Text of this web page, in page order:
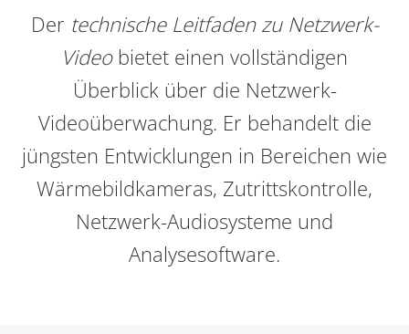
Der technische Leitfaden zu Netzwerk-
Videobietet einen vollständigen
Überblick über die Netzwerk-
Videoüberwachung. Er behandelt die
jüngsten Entwicklungen in Bereichen wie
Wärmebildkameras, Zutrittskontrolle,
Netzwerk-Audiosysteme und
Analysesoftware.